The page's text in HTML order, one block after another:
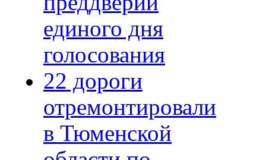
единого дня
голосования
22 дороги
отремонтировали
в Тюменской